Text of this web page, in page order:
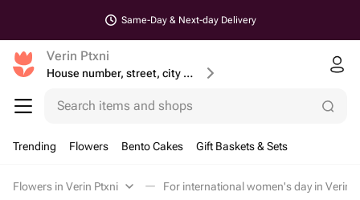
Same-Day & Next-day Delivery
Verin Ptxni
House number, street, city or postcode
Search items and shops
Trending Flowers Bento Cakes Gift Baskets & Sets
Flowers in Verin Ptxni For international women's day in Verin